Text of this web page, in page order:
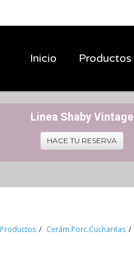
Inicio Productos
Linea Shaby Vintage
HACE TU RESERVA
Productos Cerám.Porc.Cucharitas